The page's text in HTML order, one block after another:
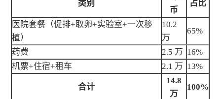
类别
币
占比
医院套餐（促排+取卵+实验室+一次移
植）
10.2
万
65%
药费 2.5 万 16%
机票+住宿+租车
2.1 万 13%
合计
14.8
万
100%